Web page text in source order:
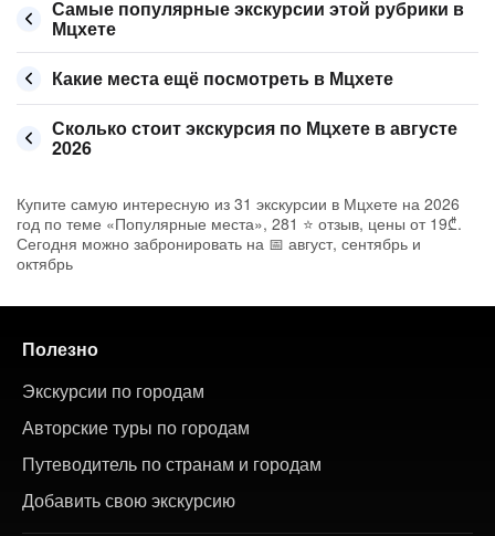
Самые популярные экскурсии этой рубрики в
Мцхете
Какие места ещё посмотреть в Мцхете
Сколько стоит экскурсия по Мцхете в августе
2026
Купите самую интересную из 31 экскурсии в Мцхете на 2026
год по теме «Популярные места», 281 ⭐ отзыв, цены от 19₾.
Сегодня можно забронировать на 📅 август, сентябрь и
октябрь
Полезно
Экскурсии по городам
Авторские туры по городам
Путеводитель по странам и городам
Добавить свою экскурсию